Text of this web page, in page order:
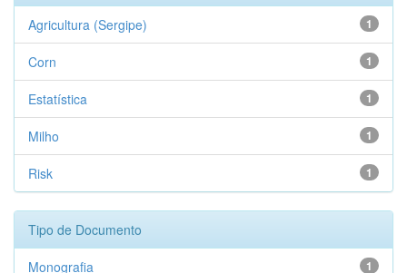
1
Agricultura (Sergipe)
1
Corn
1
Estatística
1
Milho
1
Risk
Tipo de Documento
1
Monografia